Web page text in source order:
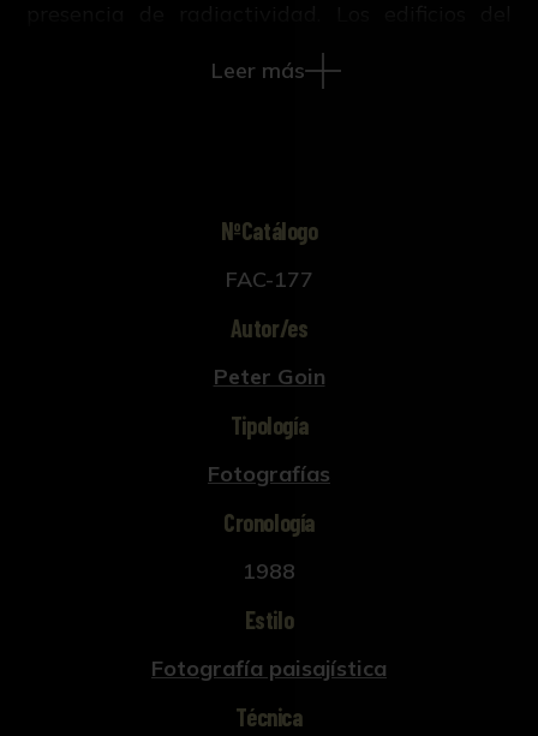
y laboratorios metalúrgicos de plutonio.
Leer más
NºCatálogo
FAC-177
Autor/es
Peter Goin
Tipología
Fotografías
Cronología
1988
Estilo
Fotografía paisajística
Técnica